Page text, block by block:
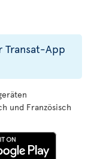
Transat-App
und Französisch